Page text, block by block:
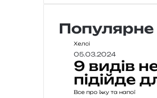
Популярне
Хелсі
05.03.2024
9 видів
підійде
Все про їжу та напої